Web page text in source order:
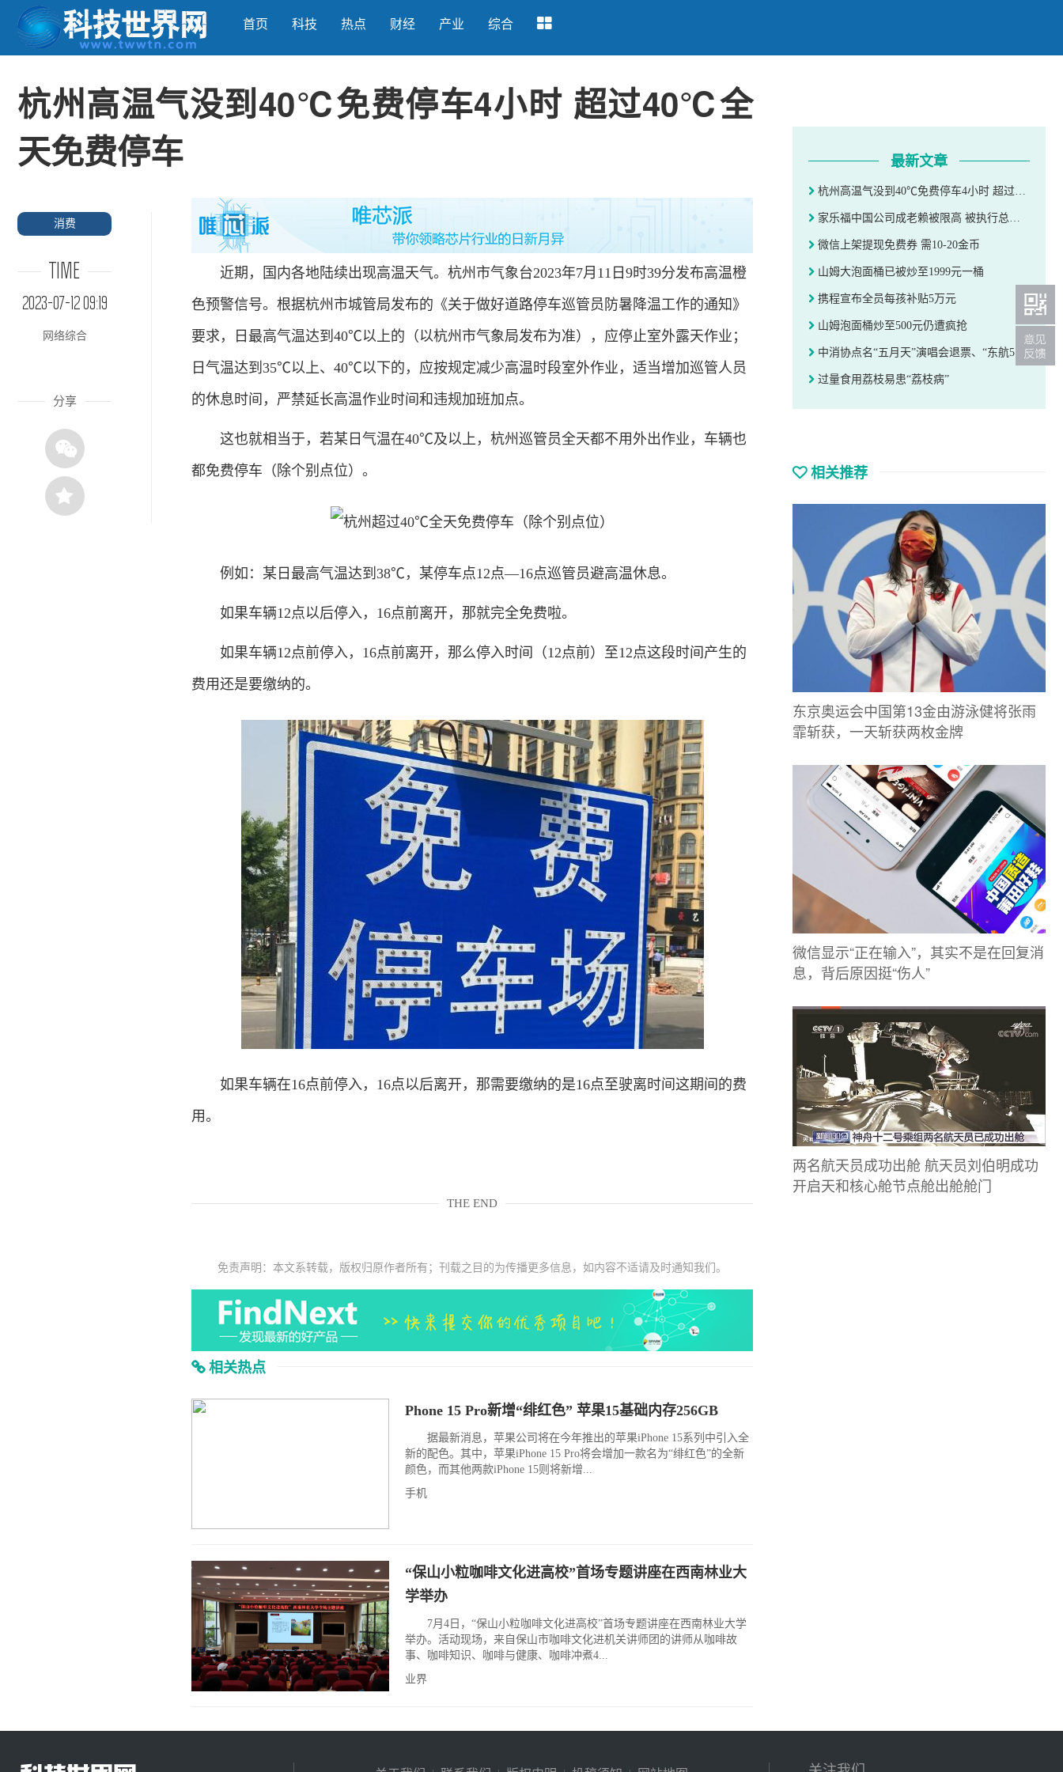
首页 科技 热点 财经 产业 综合
杭州高温气没到40℃免费停车4小时 超过40℃全
天免费停车
消费
TIME
2023-07-12 09:19
网络综合
分享
近期，国内各地陆续出现高温天气。杭州市气象台2023年7月11日9时39分发布高温橙
色预警信号。根据杭州市城管局发布的《关于做好道路停车巡管员防暑降温工作的通知》
要求，日最高气温达到40℃以上的（以杭州市气象局发布为准），应停止室外露天作业；
日气温达到35℃以上、40℃以下的，应按规定减少高温时段室外作业，适当增加巡管人员
的休息时间，严禁延长高温作业时间和违规加班加点。
这也就相当于，若某日气温在40℃及以上，杭州巡管员全天都不用外出作业，车辆也
都免费停车（除个别点位）。
例如：某日最高气温达到38℃，某停车点12点—16点巡管员避高温休息。
如果车辆12点以后停入，16点前离开，那就完全免费啦。
如果车辆12点前停入，16点前离开，那么停入时间（12点前）至12点这段时间产生的
费用还是要缴纳的。
如果车辆在16点前停入，16点以后离开，那需要缴纳的是16点至驶离时间这期间的费
用。
THE END
免责声明：本文系转载，版权归原作者所有；刊载之目的为传播更多信息，如内容不适请及时通知我们。
相关热点
Phone 15 Pro新增“绯红色” 苹果15基础内存256GB
据最新消息，苹果公司将在今年推出的苹果iPhone 15系列中引入全
新的配色。其中，苹果iPhone 15 Pro将会增加一款名为“绯红色”的全新
颜色，而其他两款iPhone 15则将新增...
手机
“保山小粒咖啡文化进高校”首场专题讲座在西南林业大
学举办
7月4日，“保山小粒咖啡文化进高校”首场专题讲座在西南林业大学
举办。活动现场，来自保山市咖啡文化进机关讲师团的讲师从咖啡故
事、咖啡知识、咖啡与健康、咖啡冲煮4...
业界
最新文章
杭州高温气没到40℃免费停车4小时 超过40℃全天免费停车
家乐福中国公司成老赖被限高 被执行总金额超218万
微信上架提现免费券 需10-20金币
山姆大泡面桶已被炒至1999元一桶
携程宣布全员每孩补贴5万元
山姆泡面桶炒至500元仍遭疯抢
中消协点名“五月天”演唱会退票、“东航50万积分被清零”事件
过量食用荔枝易患“荔枝病”
相关推荐
东京奥运会中国第13金由游泳健将张雨
霏斩获，一天斩获两枚金牌
微信显示“正在输入”，其实不是在回复消
息，背后原因挺“伤人”
两名航天员成功出舱 航天员刘伯明成功
开启天和核心舱节点舱出舱舱门